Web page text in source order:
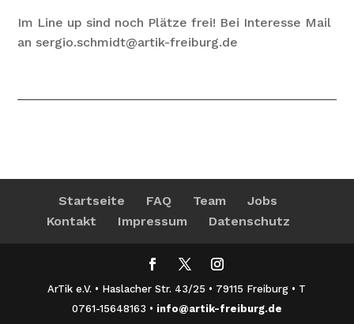
Im Line up sind noch Plätze frei! Bei Interesse Mail
an sergio.schmidt@artik-freiburg.de
Startseite FAQ Team
Jobs
Kontakt
Impressum Datenschutz
ArTik e.V. • Haslacher Str. 43/25 • 79115 Freiburg • T
0761-15648163 • info@artik-freiburg.de